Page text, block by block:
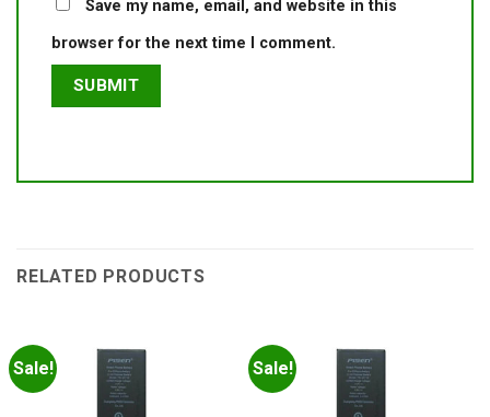
Save my name, email, and website in this
browser for the next time I comment.
RELATED PRODUCTS
Sale! Sale!